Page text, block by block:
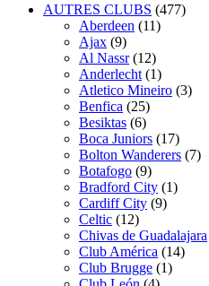
AUTRES CLUBS (477)
Aberdeen (11)
Ajax (9)
Al Nassr (12)
Anderlecht (1)
Atletico Mineiro (3)
Benfica (25)
Besiktas (6)
Boca Juniors (17)
Bolton Wanderers (7)
Botafogo (9)
Bradford City (1)
Cardiff City (9)
Celtic (12)
Chivas de Guadalajara
Club América (14)
Club Brugge (1)